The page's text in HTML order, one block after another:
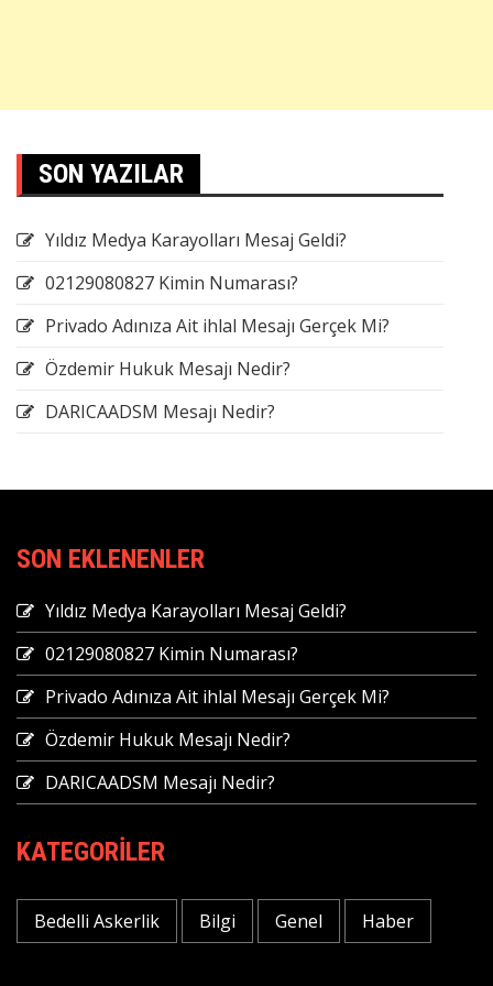
SON YAZILAR
Yıldız Medya Karayolları Mesaj Geldi?
02129080827 Kimin Numarası?
Privado Adınıza Ait ihlal Mesajı Gerçek Mi?
Özdemir Hukuk Mesajı Nedir?
DARICAADSM Mesajı Nedir?
SON EKLENENLER
Yıldız Medya Karayolları Mesaj Geldi?
02129080827 Kimin Numarası?
Privado Adınıza Ait ihlal Mesajı Gerçek Mi?
Özdemir Hukuk Mesajı Nedir?
DARICAADSM Mesajı Nedir?
KATEGORILER
Bedelli Askerlik Bilgi Genel Haber